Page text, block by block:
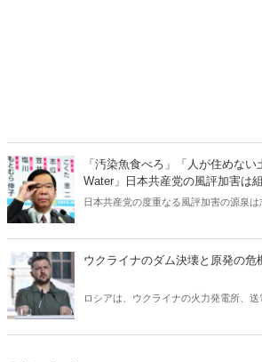
「汚染魚食べろ」「人が住めな
Water」日本共産党の風評加害は
崎いたる
日本共産党の度重なる風評加害の源泉は
ウクライナのダム決壊と原発の危
ロシアは、ウクライナの火力発電所、送